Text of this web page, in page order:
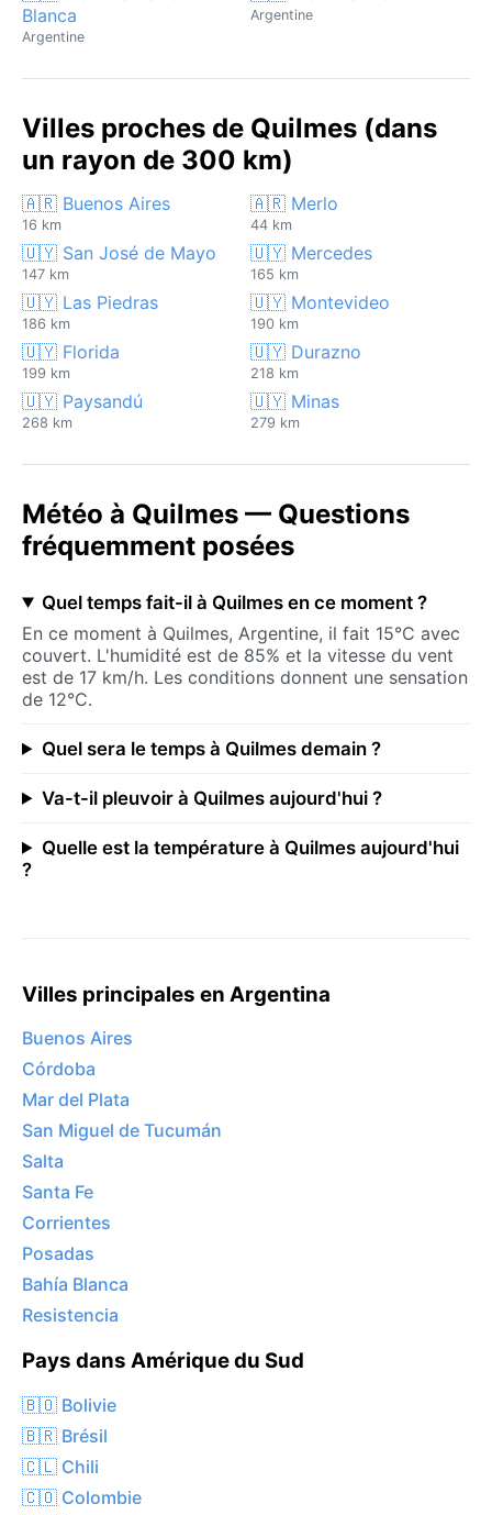
Blanca
Argentine
Argentine
Villes proches de Quilmes (dans
un rayon de 300 km)
🇦🇷 Buenos Aires
16 km
🇦🇷 Merlo
44 km
🇺🇾 San José de Mayo
147 km
🇺🇾 Mercedes
165 km
🇺🇾 Las Piedras
186 km
🇺🇾 Montevideo
190 km
🇺🇾 Florida
199 km
🇺🇾 Durazno
218 km
🇺🇾 Paysandú
268 km
🇺🇾 Minas
279 km
Météo à Quilmes — Questions
fréquemment posées
Quel temps fait-il à Quilmes en ce moment ?
En ce moment à Quilmes, Argentine, il fait 15°C avec
couvert. L'humidité est de 85% et la vitesse du vent
est de 17 km/h. Les conditions donnent une sensation
de 12°C.
Quel sera le temps à Quilmes demain ?
Va-t-il pleuvoir à Quilmes aujourd'hui ?
Quelle est la température à Quilmes aujourd'hui
?
Villes principales en Argentina
Buenos Aires
Córdoba
Mar del Plata
San Miguel de Tucumán
Salta
Santa Fe
Corrientes
Posadas
Bahía Blanca
Resistencia
Pays dans Amérique du Sud
🇧🇴 Bolivie
🇧🇷 Brésil
🇨🇱 Chili
🇨🇴 Colombie